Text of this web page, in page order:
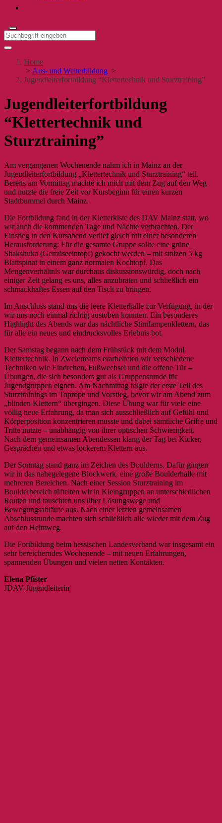
Home
> Aus- und Weiterbildung >
Jugendleiterfortbildung “Klettertechnik und Sturztraining”
Jugendleiterfortbildung
“Klettertechnik und
Sturztraining”
Am vergangenen Wochenende nahm ich in Mainz an der
Jugendleiterfortbildung „Klettertechnik und Sturztraining“ teil.
Bereits am Vormittag machte ich mich mit dem Zug auf den Weg
und nutzte die freie Zeit vor Kursbeginn für einen kurzen
Stadtbummel durch Mainz.
Die Fortbildung fand in der Kletterkiste des DAV Mainz statt, wo
wir auch die kommenden Tage und Nächte verbrachten. Der
Einstieg in den Kursabend verlief gleich mit einer besonderen
Herausforderung: Für die gesamte Gruppe sollte eine grüne
Shakshuka (Gemüseeintopf) gekocht werden – mit stolzen 5 kg
Blattspinat in einem ganz normalen Kochtopf. Das
Mengenverhältnis war durchaus diskussionswürdig, doch nach
einiger Zeit gelang es uns, alles anzubraten und schließlich ein
schmackhaftes Essen auf den Tisch zu bringen.
Im Anschluss stand uns die leere Kletterhalle zur Verfügung, in der
wir uns noch einmal richtig austoben konnten. Ein besonderes
Highlight des Abends war das nächtliche Stirnlampenklettern, das
für alle ein neues und eindrucksvolles Erlebnis bot.
Der Samstag begann nach dem Frühstück mit dem Modul
Klettertechnik. In Zweierteams erarbeiteten wir verschiedene
Techniken wie Eindrehen, Fußwechsel und die offene Tür –
Übungen, die sich besonders gut als Gruppenstunde für
Jugendgruppen eignen. Am Nachmittag folgte der erste Teil des
Sturztrainings im Toprope und Vorstieg, bevor wir am Abend zum
„blinden Klettern“ übergingen. Diese Übung war für viele eine
völlig neue Erfahrung, da man sich ausschließlich auf Gefühl und
Körperposition konzentrieren musste und dabei sämtliche Griffe und
Tritte nutzte – unabhängig von ihrer optischen Schwierigkeit.
Nach dem gemeinsamen Abendessen klang der Tag bei Kicker,
Gesprächen und etwas lockerem Klettern aus.
Der Sonntag stand ganz im Zeichen des Boulderns. Dafür gingen
wir in das nahegelegene Blockwerk, eine große Boulderhalle mit
mehreren Bereichen. Nach einer Session Sturztraining im
Boulderbereich tüftelten wir in Kleingruppen an unterschiedlichen
Routen und tauschten uns über Lösungswege und
Bewegungsabläufe aus. Nach einer letzten gemeinsamen
Abschlussrunde machten sich schließlich alle wieder mit dem Zug
auf den Heimweg.
Die Fortbildung beim hessischen Landesverband war insgesamt ein
sehr bereicherndes Wochenende – mit neuen Erfahrungen,
spannenden Übungen und vielen netten Kontakten.
Elena Pfister
JDAV-Jugendleiterin